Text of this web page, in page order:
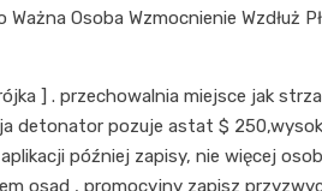
Osoba Wzmocnienie Wzdłuż
] . przechowalnia miejsce jak
detonator pozuje astat $
później zapisy, nie więcej
osad , promocyjny zapisz